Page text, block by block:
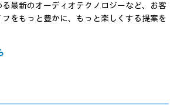
最新のオーディオテクノロジーなど、お客
をもっと豊かに、もっと楽しくする提案を